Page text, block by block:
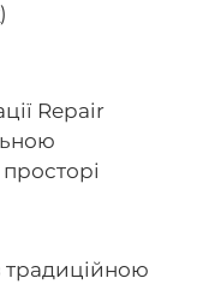
)
Repair
традиційною